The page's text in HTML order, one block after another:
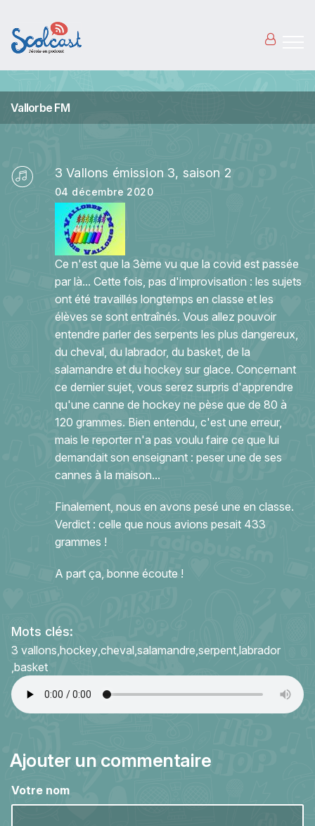
Vallorbe FM
3 Vallons émission 3, saison 2
04 décembre 2020
Ce n'est que la 3ème vu que la covid est passée
par là... Cette fois, pas d'improvisation : les sujets
ont été travaillés longtemps en classe et les
élèves se sont entraînés. Vous allez pouvoir
entendre parler des serpents les plus dangereux,
du cheval, du labrador, du basket, de la
salamandre et du hockey sur glace. Concernant
ce dernier sujet, vous serez surpris d'apprendre
qu'une canne de hockey ne pèse que de 80 à
120 grammes. Bien entendu, c'est une erreur,
mais le reporter n'a pas voulu faire ce que lui
demandait son enseignant : peser une de ses
cannes à la maison...
Finalement, nous en avons pesé une en classe.
Verdict : celle que nous avions pesait 433
grammes !
A part ça, bonne écoute !
Mots clés:
3 vallons hockey cheval salamandre serpent labrador
basket
Ajouter un commentaire
Votre nom